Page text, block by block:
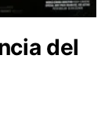
del